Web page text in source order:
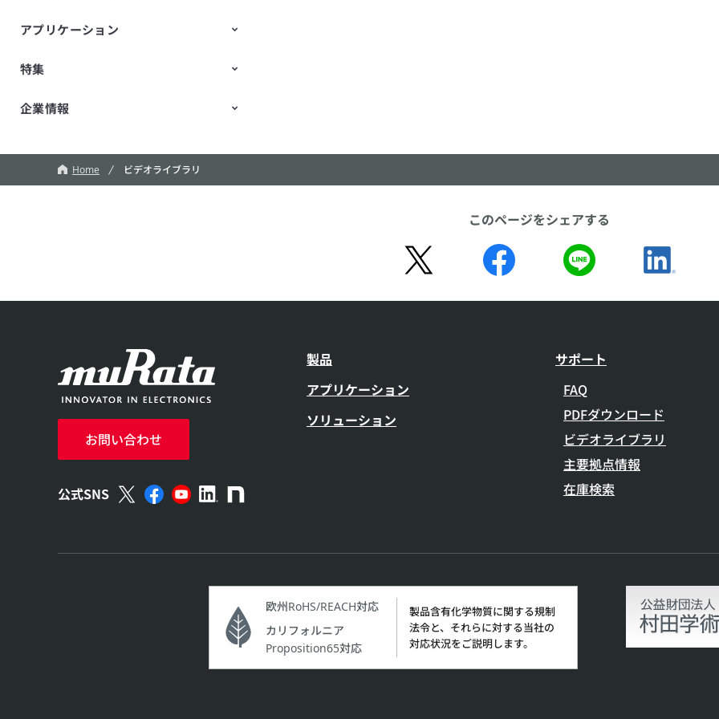
アプリケーション
モビリティ
データセンタ・エンタープライズ
産業用機器
パーソナルエレクトロニクス
STEM教育
特集
TechTalk
ふしぎな石ころ
新規事業/オープンイノベーショ
企業情報
Home ビデオライブラリ
このページをシェアする
お問い合わせ
公式SNS
製品
アプリケーション
ソリューション
サポート
FAQ
PDFダウンロード
ビデオライブラリ
主要拠点情報
在庫検索
欧州RoHS/REACH対応
カリフォルニア
Proposition65対応
製品含有化学物質に関する規制
法令と、それらに対する当社の
対応状況をご説明します。